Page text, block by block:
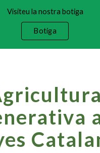
Visiteu la nostra botiga
Botiga